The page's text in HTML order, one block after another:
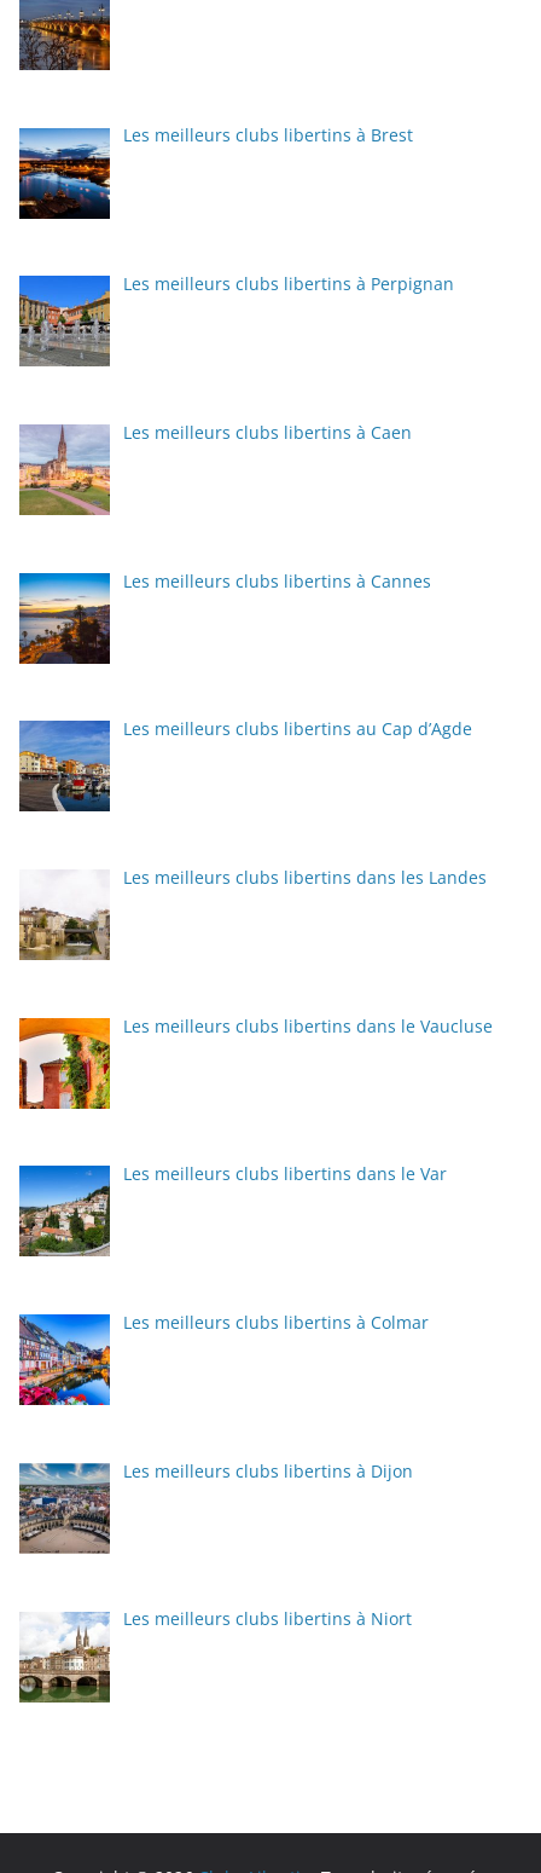
Les meilleurs clubs libertins à Brest
Les meilleurs clubs libertins à Perpignan
Les meilleurs clubs libertins à Caen
Les meilleurs clubs libertins à Cannes
Les meilleurs clubs libertins au Cap d’Agde
Les meilleurs clubs libertins dans les Landes
Les meilleurs clubs libertins dans le Vaucluse
Les meilleurs clubs libertins dans le Var
Les meilleurs clubs libertins à Colmar
Les meilleurs clubs libertins à Dijon
Les meilleurs clubs libertins à Niort